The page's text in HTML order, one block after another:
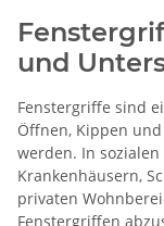
und
Fenstergriffe sind
Öffnen, Kippen
werden. In
Krankenhäusern,
privaten
Fenstergriffen